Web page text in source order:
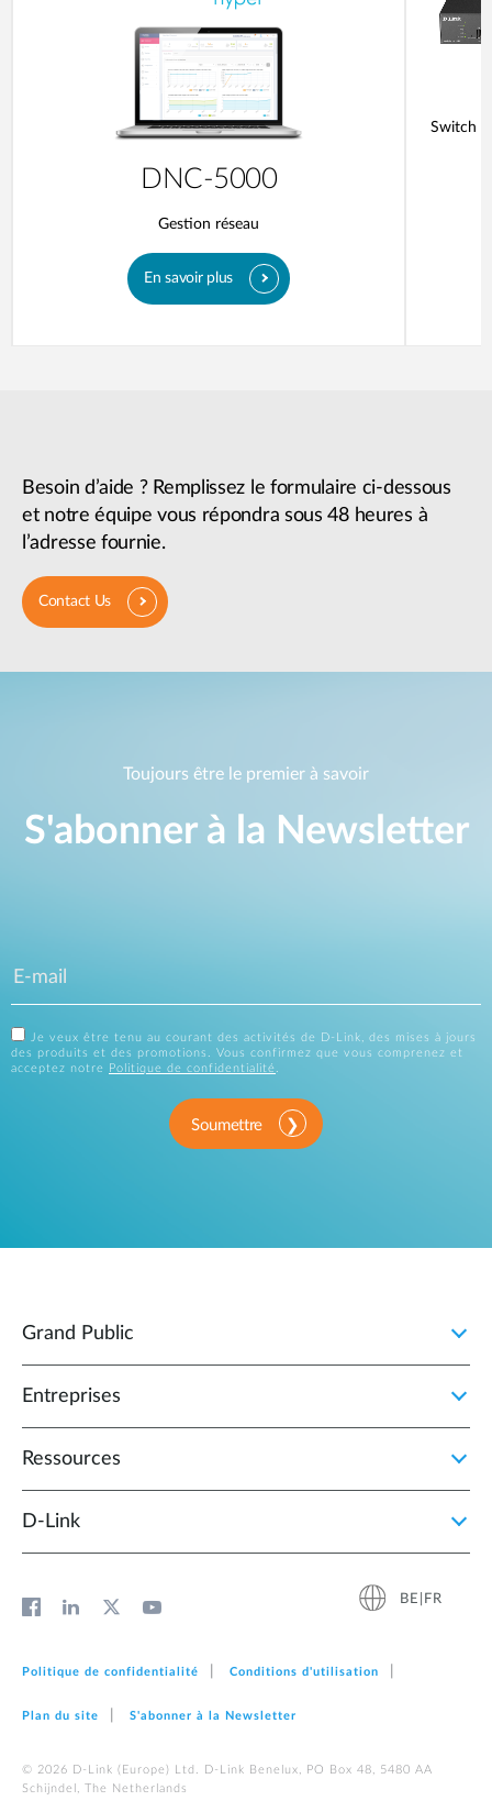
DNC-5000
Gestion réseau
En savoir plus
Switch
Besoin d’aide ? Remplissez le formulaire ci-dessous
et notre équipe vous répondra sous 48 heures à
l’adresse fournie.
Contact Us
Toujours être le premier à savoir
S'abonner à la Newsletter
Je veux être tenu au courant des activités de D-Link, des mises à jours
des produits et des promotions. Vous confirmez que vous comprenez et
acceptez notre
Politique de confidentialité.
Soumettre
Grand Public
Entreprises
Ressources
D‑Link
BE|FR
Politique de confidentialité Conditions d'utilisation
Plan du site S'abonner à la Newsletter
© 2026 D‑Link (Europe) Ltd. D-Link Benelux, PO Box 48, 5480 AA
Schijndel, The Netherlands